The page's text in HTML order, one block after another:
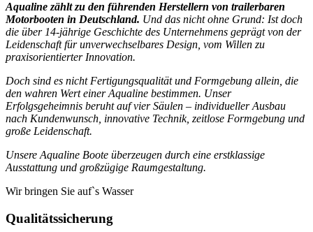
Aqualine zählt zu den führenden Herstellern von trailerbaren
Motorbooten in Deutschland. Und das nicht ohne Grund: Ist doch
die über 14-jährige Geschichte des Unternehmens geprägt von der
Leidenschaft für unverwechselbares Design, vom Willen zu
praxisorientierter Innovation.
Doch sind es nicht Fertigungsqualität und Formgebung allein, die
den wahren Wert einer Aqualine bestimmen. Unser
Erfolgsgeheimnis beruht auf vier Säulen – individueller Ausbau
nach Kundenwunsch, innovative Technik, zeitlose Formgebung und
große Leidenschaft.
Unsere Aqualine Boote überzeugen durch eine erstklassige
Ausstattung und großzügige Raumgestaltung.
Wir bringen Sie auf`s Wasser
Qualitätssicherung